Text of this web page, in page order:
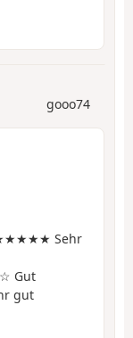
gooo74
Sehr
Gut
gut